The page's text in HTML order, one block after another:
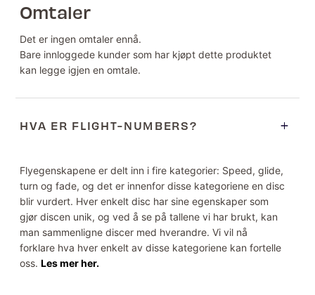
Omtaler
Det er ingen omtaler ennå.
Bare innloggede kunder som har kjøpt dette produktet
kan legge igjen en omtale.
HVA ER FLIGHT-NUMBERS?
Flyegenskapene er delt inn i fire kategorier: Speed, glide,
turn og fade, og det er innenfor disse kategoriene en disc
blir vurdert. Hver enkelt disc har sine egenskaper som
gjør discen unik, og ved å se på tallene vi har brukt, kan
man sammenligne discer med hverandre. Vi vil nå
forklare hva hver enkelt av disse kategoriene kan fortelle
oss.Les mer her.